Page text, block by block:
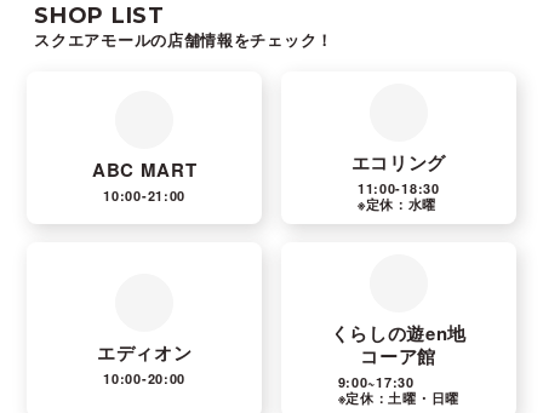
SHOP LIST
スクエアモールの店舗情報をチェック！
ABC MART
10:00-21:00
エコリング
11:00-18:30
※定休：水曜
エディオン
10:00-20:00
くらしの遊en地
コーア館
9:00~17:30
※定休：土曜・日曜